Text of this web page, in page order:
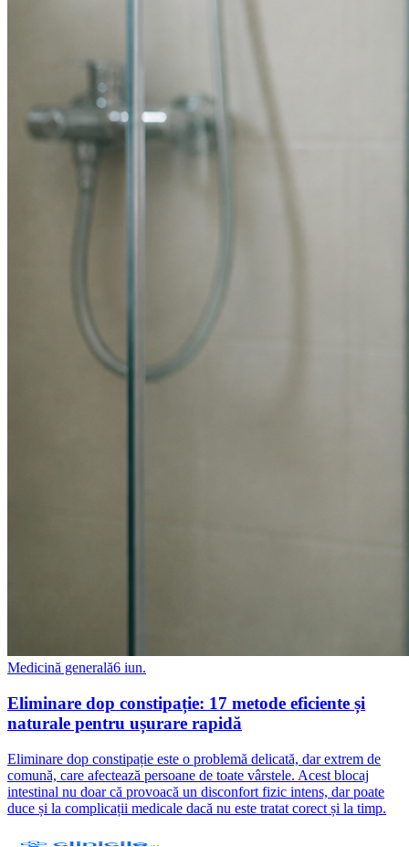
Medicină generală6 iun.
Eliminare dop constipație: 17 metode eficiente și
naturale pentru ușurare rapidă
Eliminare dop constipație este o problemă delicată, dar extrem de
comună, care afectează persoane de toate vârstele. Acest blocaj
intestinal nu doar că provoacă un disconfort fizic intens, dar poate
duce și la complicații medicale dacă nu este tratat corect și la timp.